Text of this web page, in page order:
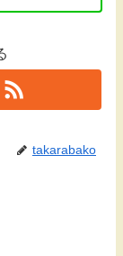
takarabako